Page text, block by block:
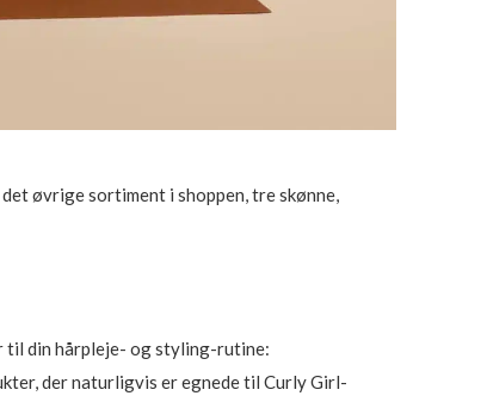
øvrige sortiment i shoppen, tre skønne,
til din hårpleje- og styling-rutine:
der naturligvis er egnede til Curly Girl-